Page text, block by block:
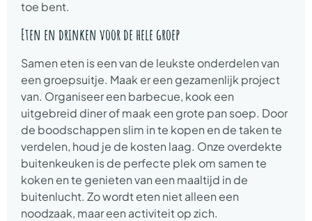
toe bent.
Eten en drinken voor de hele groep
Samen eten is een van de leukste onderdelen van
een groepsuitje. Maak er een gezamenlijk project
van. Organiseer een barbecue, kook een
uitgebreid diner of maak een grote pan soep. Door
de boodschappen slim in te kopen en de taken te
verdelen, houd je de kosten laag. Onze overdekte
buitenkeuken is de perfecte plek om samen te
koken en te genieten van een maaltijd in de
buitenlucht. Zo wordt eten niet alleen een
noodzaak, maar een activiteit op zich.